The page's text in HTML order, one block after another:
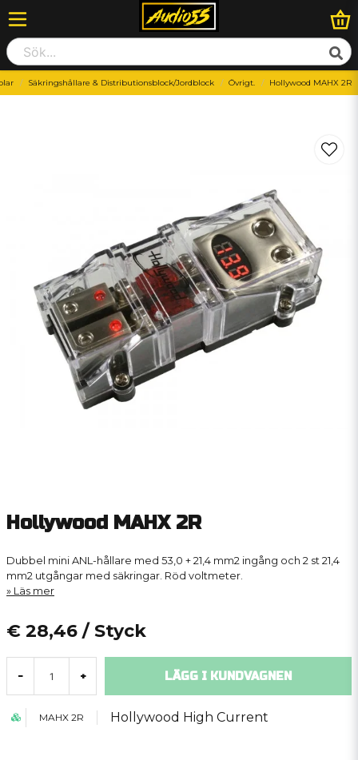
Säkringshållare & Distributionsblock/Jordblock Övrigt. Hollywood MAHX 2R
Hollywood MAHX 2R
Dubbel mini ANL-hållare med 53,0 + 21,4 mm2 ingång och 2 st 21,4
mm2 utgångar med säkringar. Röd voltmeter.
Läs mer
€ 28,46 / Styck
- + LÄGG I KUNDVAGNEN
MAHX 2R Hollywood High Current